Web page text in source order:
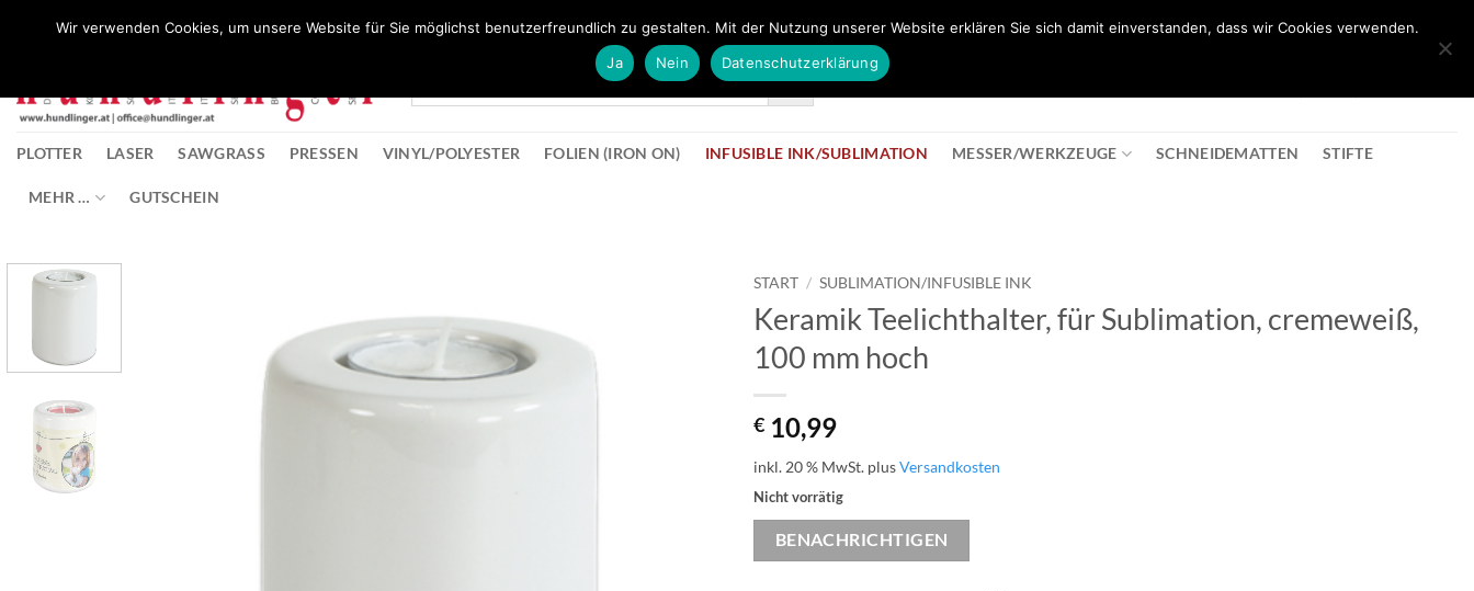
PLOTTER LASER SAWGRASS PRESSEN VINYL/POLYESTER FOLIEN (IRON ON) INFUSIBLE INK/SUBLIMATION MESSER/WERKZEUGE SCHNEIDEMATTEN STIFTE
MEHR … GUTSCHEIN
START / SUBLIMATION/INFUSIBLE INK
Keramik Teelichthalter, für Sublimation, cremeweiß,
100 mm hoch
€ 10,99
inkl. 20 % MwSt. plusVersandkosten
Nicht vorrätig
BENACHRICHTIGEN
Wir verwenden Cookies, um unsere Website für Sie möglichst benutzerfreundlich zu gestalten. Mit der Nutzung unserer Website erklären Sie sich damit einverstanden, dass wir Cookies verwenden.
Ja
Nein Datenschutzerklärung